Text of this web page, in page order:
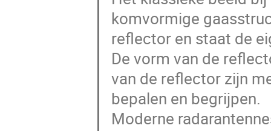
komvormige
reflector en staat de
De vorm van de
van de reflector zijn
bepalen en begrijpen.
Moderne